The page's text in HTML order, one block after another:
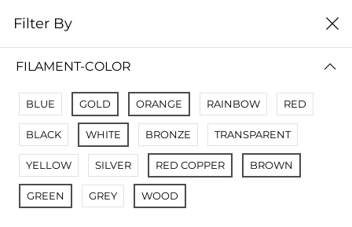
0
No Results
Not Found Filters1
Not Found Filters2
Filter By
FILAMENT-COLOR
BLUE GOLD ORANGE RAINBOW RED
BLACK WHITE BRONZE TRANSPARENT
YELLOW SILVER RED COPPER BROWN
GREEN GREY WOOD